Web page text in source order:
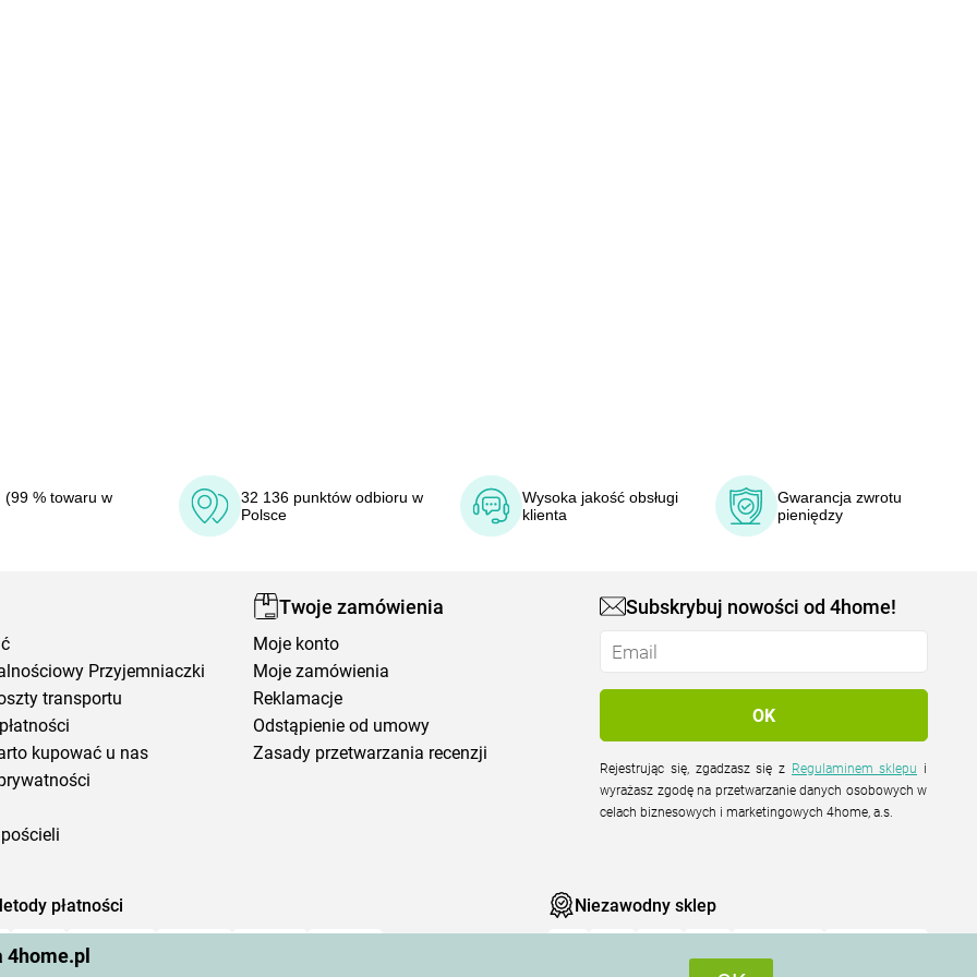
4home.pl
% towaru w
32 136 punktów odbioru w
Polsce
Wysoka jakość obsługi
klienta
Gwarancja zwrotu
pieniędzy
Przyjemniaczki
transportu
kupować u nas
Twoje zamówienia
Moje konto
Moje zamówienia
Reklamacje
Odstąpienie od umowy
Zasady przetwarzania recenzji
Subskrybuj nowości od 4home!
Rejestrując się, zgadzasz się z Regulaminem sklepu
wyrażasz zgodę na przetwarzanie danych osobowych w
celach biznesowych i marketingowych 4home, a.s.
płatności Niezawodny sklep